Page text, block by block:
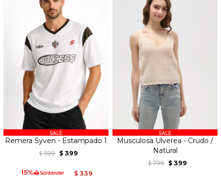
Remera Syven - Estampado 1
$ 599 $ 399
$ 339
Musculosa Ulverea - Crudo /
Natural
$ 799 $ 399